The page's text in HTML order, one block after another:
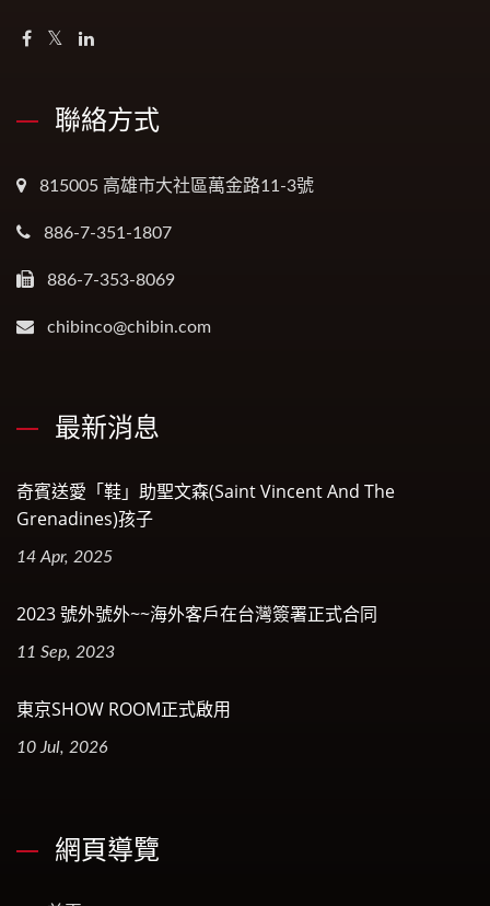
聯絡方式
815005 高雄市大社區萬金路11-3號
886-7-351-1807
886-7-353-8069
chibinco@chibin.com
最新消息
奇賓送愛「鞋」助聖文森(Saint Vincent And The
Grenadines)孩子
14 Apr, 2025
2023 號外號外~~海外客戶在台灣簽署正式合同
11 Sep, 2023
東京SHOW ROOM正式啟用
10 Jul, 2026
網頁導覽